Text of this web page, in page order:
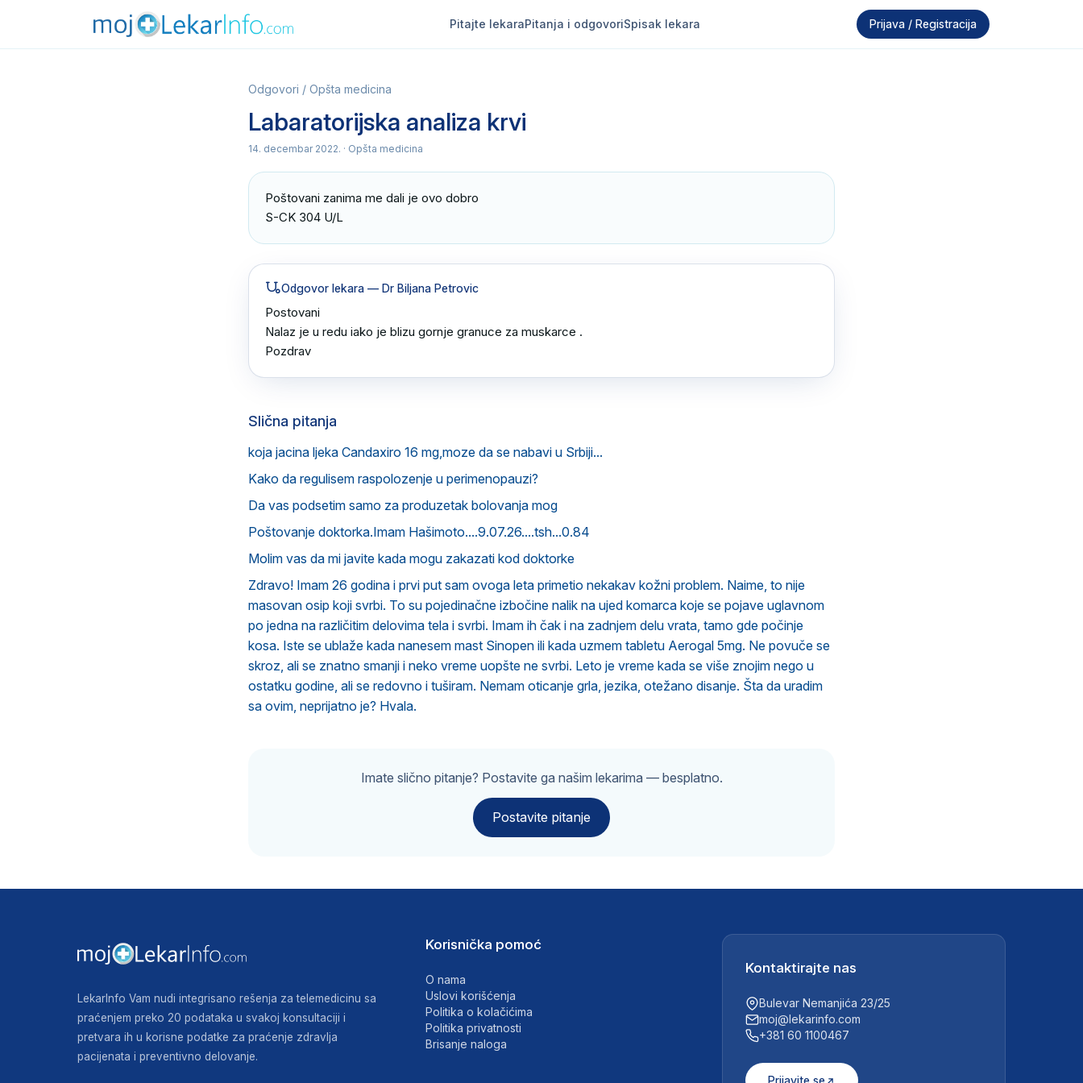
Pitajte lekaraPitanja i odgovoriSpisak lekara Prijava / Registracija
Odgovori / Opšta medicina
Labaratorijska analiza krvi
14. decembar 2022. · Opšta medicina
Poštovani zanima me dali je ovo dobro
S-CK 304 U/L
Odgovor lekara — Dr Biljana Petrovic
Postovani
Nalaz je u redu iako je blizu gornje granuce za muskarce .
Pozdrav
Slična pitanja
koja jacina ljeka Candaxiro 16 mg,moze da se nabavi u Srbiji...
Kako da regulisem raspolozenje u perimenopauzi?
Da vas podsetim samo za produzetak bolovanja mog
Poštovanje doktorka.Imam Hašimoto....9.07.26....tsh...0.84
Molim vas da mi javite kada mogu zakazati kod doktorke
Zdravo! Imam 26 godina i prvi put sam ovoga leta primetio nekakav kožni problem. Naime, to nije
masovan osip koji svrbi. To su pojedinačne izbočine nalik na ujed komarca koje se pojave uglavnom
po jedna na različitim delovima tela i svrbi. Imam ih čak i na zadnjem delu vrata, tamo gde počinje
kosa. Iste se ublaže kada nanesem mast Sinopen ili kada uzmem tabletu Aerogal 5mg. Ne povuče se
skroz, ali se znatno smanji i neko vreme uopšte ne svrbi. Leto je vreme kada se više znojim nego u
ostatku godine, ali se redovno i tuširam. Nemam oticanje grla, jezika, otežano disanje. Šta da uradim
sa ovim, neprijatno je? Hvala.
Imate slično pitanje? Postavite ga našim lekarima — besplatno.
Postavite pitanje
LekarInfo Vam nudi integrisano rešenja za telemedicinu sa
praćenjem preko 20 podataka u svakoj konsultaciji i
pretvara ih u korisne podatke za praćenje zdravlja
pacijenata i preventivno delovanje.
Korisnička pomoć
O nama
Uslovi korišćenja
Politika o kolačićima
Politika privatnosti
Brisanje naloga
Kontaktirajte nas
Bulevar Nemanjića 23/25
moj@lekarinfo.com
+381 60 1100467
Prijavite se